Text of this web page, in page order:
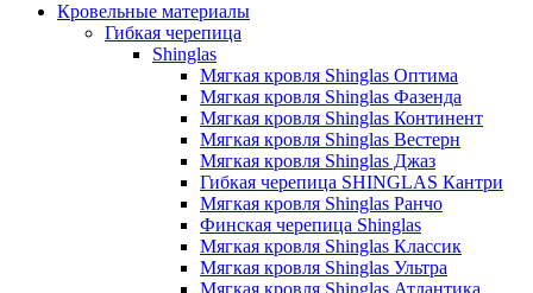
Кровельные материалы
Гибкая черепица
Shinglas
Мягкая кровля Shinglas Оптима
Мягкая кровля Shinglas Фазенда
Мягкая кровля Shinglas Континент
Мягкая кровля Shinglas Вестерн
Мягкая кровля Shinglas Джаз
Гибкая черепица SHINGLAS Кантри
Мягкая кровля Shinglas Ранчо
Финская черепица Shinglas
Мягкая кровля Shinglas Классик
Мягкая кровля Shinglas Ультра
Мягкая кровля Shinglas Атлантика